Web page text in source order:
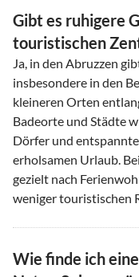
Gibt es ruhigere
touristischen
Ja, in den Abruzzen
insbesondere in den
kleineren Orten
Badeorte und Städte
Dörfer und
erholsamen Urlaub.
gezielt nach
weniger touristischen
Wie finde ich